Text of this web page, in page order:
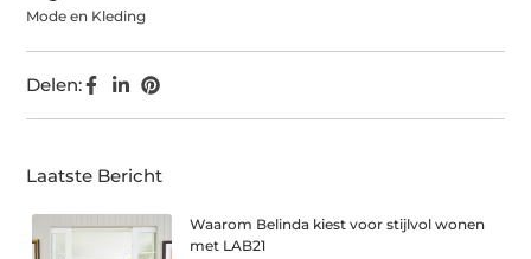
Mode en Kleding
Delen:
Laatste Bericht
Waarom Belinda kiest voor stijlvol wonen
met LAB21